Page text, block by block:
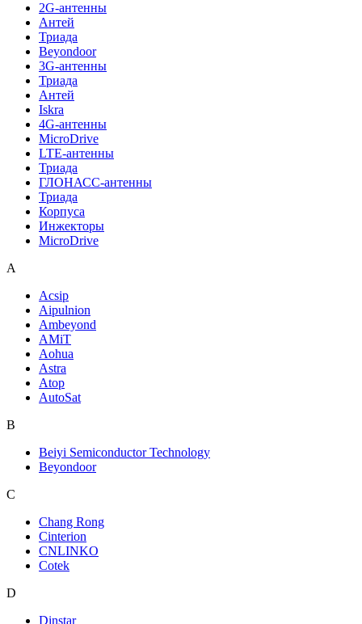
2G-антенны
Антей
Триада
Beyondoor
3G-антенны
Триада
Антей
Iskra
4G-антенны
MicroDrive
LTE-антенны
Триада
ГЛОНАСС-антенны
Триада
Корпуса
Инжекторы
MicroDrive
A
Acsip
Aipulnion
Ambeyond
AMiT
Aohua
Astra
Atop
AutoSat
B
Beiyi Semiconductor Technology
Beyondoor
C
Chang Rong
Cinterion
CNLINKO
Cotek
D
Dinstar